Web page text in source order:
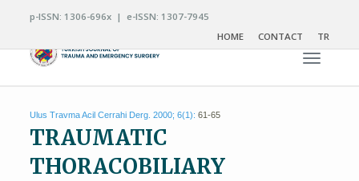
p-ISSN: 1306-696x | e-ISSN: 1307-7945
HOME
CONTACT TR
Toggle
Ulus Travma Acil Cerrahi Derg. 2000; 6(1): 61-65
TRAUMATIC
THORACOBILIARY